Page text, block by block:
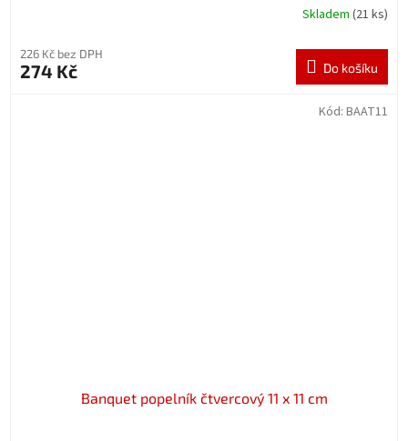
Skladem (21 ks)
226 Kč bez DPH
274 Kč Do košíku
Banquet popelník čtvercový 11 x 11 cm
Kód: BAAT11